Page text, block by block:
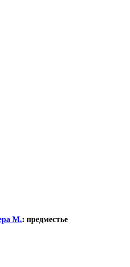
М.: предместье